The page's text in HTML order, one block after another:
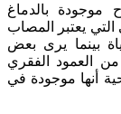
بالدماغ
يعتبر المصاب
بينما يرى بعض
العمود الفقري
أنها موجودة في